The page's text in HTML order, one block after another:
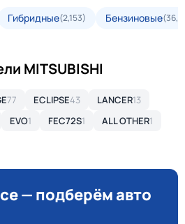
Гибридные(2,153) Бензиновые
MITSUBISHI
77 ECLIPSE43 LANCER13
EVO1 FEC72S1 ALL OTHER1
— подберём авто